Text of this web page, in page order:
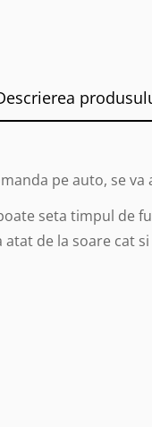
pe auto, se
seta timpul
de la soare cat